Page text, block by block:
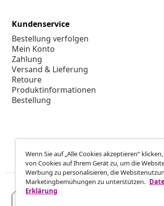
Kundenservice
Bestellung verfolgen
Mein Konto
Zahlung
Versand & Lieferung
Retoure
Produktinformationen
Bestellung
Wenn Sie auf „Alle Cookies akzeptieren“
von Cookies auf Ihrem Gerät zu, um die
Werbung zu personalisieren, die
Marketingbemühungen zu unterstützen.
Erklärung